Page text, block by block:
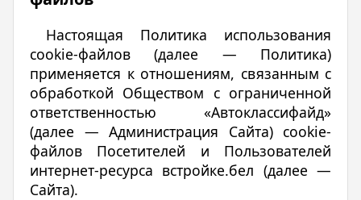
Настоящая Политика использования
сookie-файлов (далее — Политика)
применяется к отношениям, связанным с
обработкой Обществом с ограниченной
ответственностью «Автоклассифайд»
(далее — Администрация Сайта) cookie-
файлов Посетителей и Пользователей
интернет-ресурса встройке.бел (далее —
Сайта).